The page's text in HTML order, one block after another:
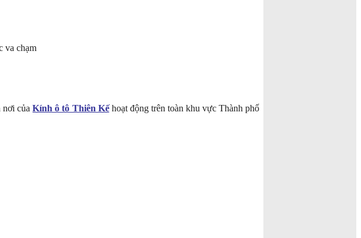
va chạm
nơi củaKính ô tô Thiên Kếhoạt động trên toàn khu vực Thành phố